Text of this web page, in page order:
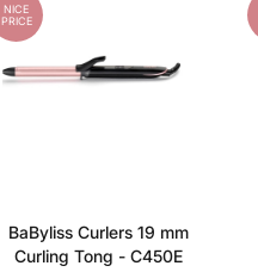
NICE
PRICE
BaByliss Curlers 19 mm
Curling Tong - C450E